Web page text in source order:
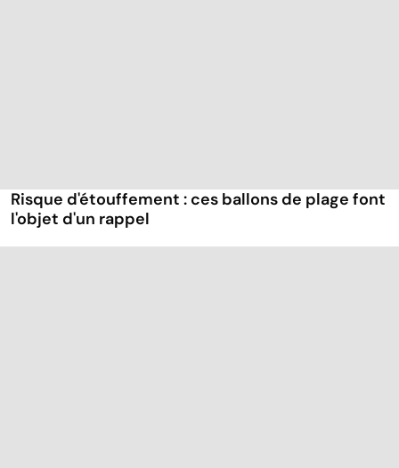
Risque d'étouffement : ces ballons de plage font
l'objet d'un rappel